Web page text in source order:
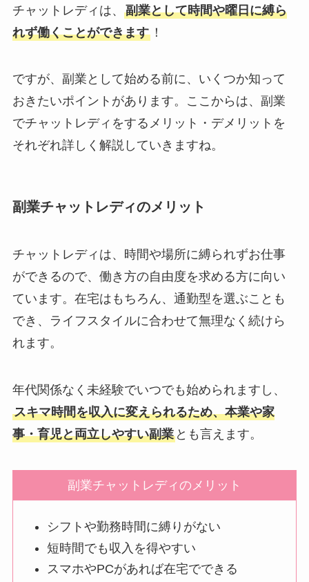
チャットレディは、 副業として時間や曜日に縛ら
れず働くことができます！
ですが、副業として始める前に、いくつか知って
おきたいポイントがあります。ここからは、副業
でチャットレディをするメリット・デメリットを
それぞれ詳しく解説していきますね。
副業チャットレディのメリット
チャットレディは、時間や場所に縛られずお仕事
ができるので、働き方の自由度を求める方に向い
ています。在宅はもちろん、通勤型を選ぶことも
でき、ライフスタイルに合わせて無理なく続けら
れます。
年代関係なく未経験でいつでも始められますし、
スキマ時間を収入に変えられるため、本業や家
事・育児と両立しやすい副業とも言えます。
副業チャットレディのメリット
シフトや勤務時間に縛りがない
短時間でも収入を得やすい
スマホやPCがあれば在宅でできる